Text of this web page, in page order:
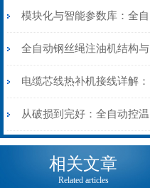
分指南：从“绝缘电
阻”到“波形特征”的精准诊
断逻辑
模块化与智能参数库：全自
动电缆修复机的快速换型逻
辑
全自动钢丝绳注油机结构与
工作原理：揭秘高效润滑的
机械密码
电缆芯线热补机接线详解：
从入门到精通
从破损到完好：全自动控温
电缆热补机的核心价值
相关文章
Related articles